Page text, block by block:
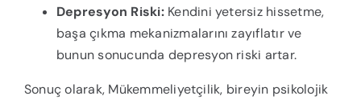
Depresyon Riski:Kendini yetersiz hissetme,
başa çıkma mekanizmalarını zayıflatır ve
bunun sonucunda depresyon riski artar.
Sonuç olarak, Mükemmeliyetçilik, bireyin psikolojik